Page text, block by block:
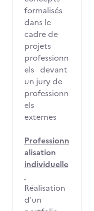
formalisés
dans le
cadre de
projets
professionn
els devant
un jury de
professionn
els
externes
Professionn
alisation
individuelle
Réalisation
d'un